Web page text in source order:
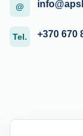
@
Tel. +370 670